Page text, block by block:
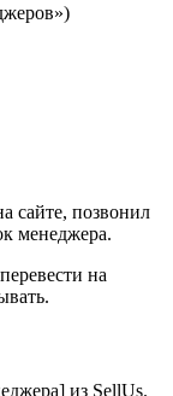
сайте, позвонил
менеджера.
на
из SellUs.